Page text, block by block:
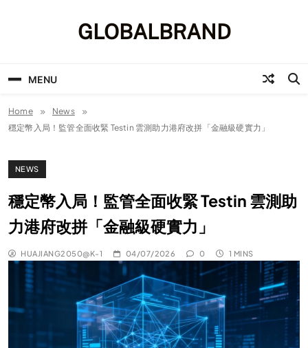
GLOBALBRAND
MENU
Home
News
穩定幣入局！監管全面收緊 Testin 雲測助力港府改拼「金融級硬實力」
NEWS
穩定幣入局！監管全面收緊 Testin 雲測助
力港府改拼「金融級硬實力」
HUAJIANG2050@K-1 04/07/2026 0 1 MINS